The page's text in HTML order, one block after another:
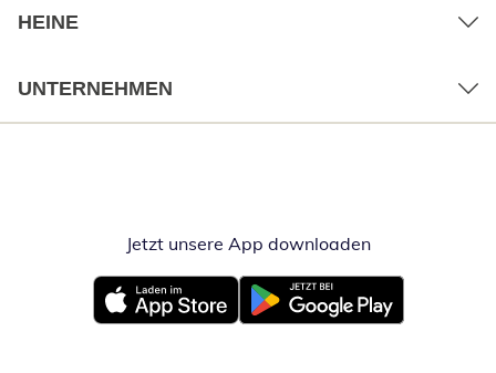
HEINE
UNTERNEHMEN
Jetzt unsere App downloadenÖffnet in
Öffnet in neuem FensterÖffnet in neuem Fenster